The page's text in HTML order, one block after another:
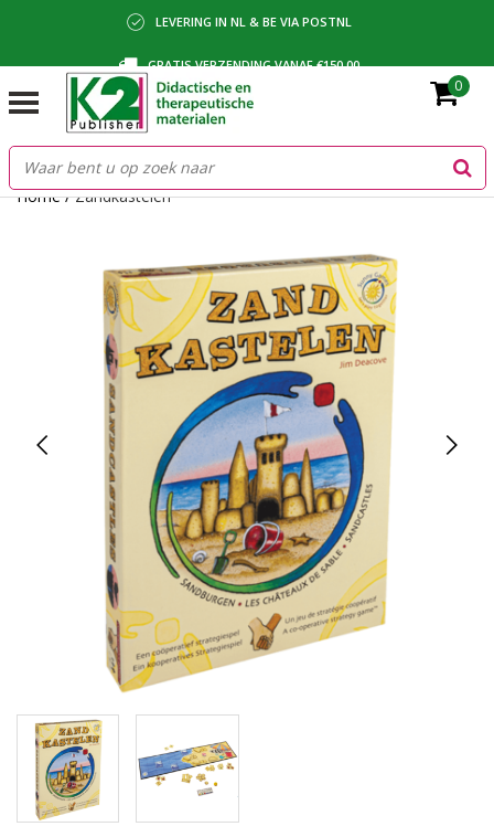
LEVERING IN NL & BE VIA POSTNL
GRATIS VERZENDING VANAF €150,00
BETALING VIA IDEAL, BANCONTACT OF FACTUUR
0
Home/Zandkastelen